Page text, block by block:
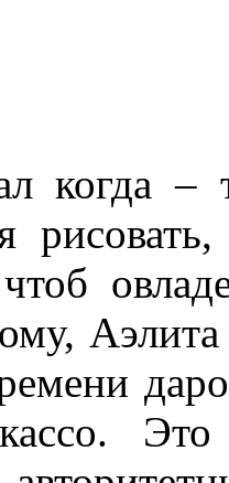
когда –